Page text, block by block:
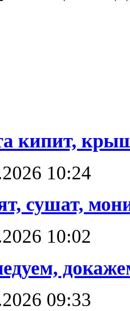
кипит,
10:24
сушат,
10:02
09:33